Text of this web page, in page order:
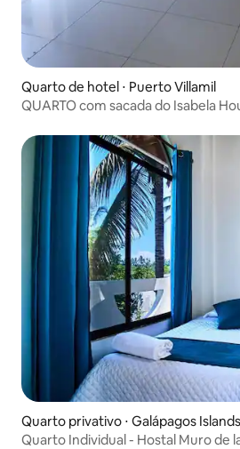
Quarto de hotel ⋅ Puerto Villamil
QUARTO com sacada do Isabela
Quarto privativo ⋅ Galápagos Islands
Quarto Individual - Hostal Muro de